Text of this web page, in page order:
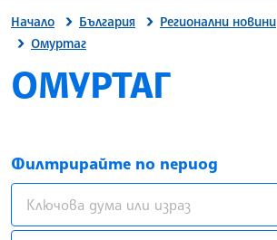
Начало България Регионални новини
Омуртаг
ОМУРТАГ
Филтрирайте по период